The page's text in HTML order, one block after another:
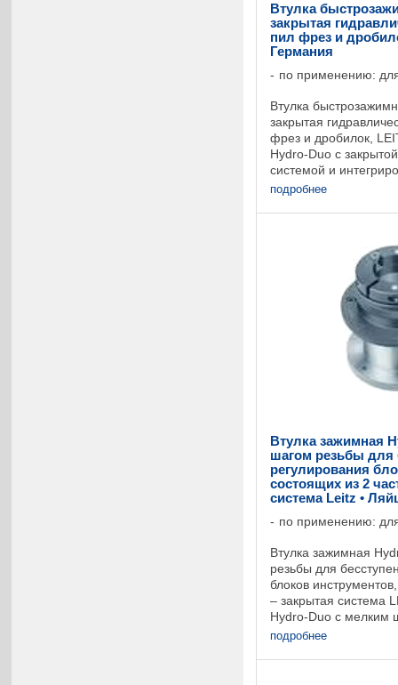
Втулка
закрытая
пил фрез и
Германия
по применению:
Втулка
закрытая
фрез и дробилок,
Hydro-Duo с
системой и
зажимным кольцом.
подробнее
Втулка зажимная
шагом резьбы для
регулирования
состоящих из 2
система Leitz •
по применению:
Втулка зажимная
резьбы для
блоков
– закрытая система
Hydro-Duo с мелким
аксиальным
подробнее